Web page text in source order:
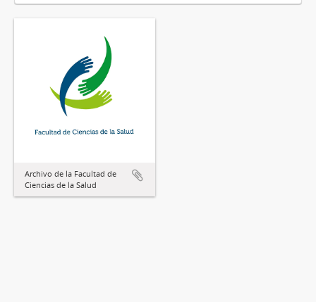
Archivo de la Facultad de
Ciencias de la Salud